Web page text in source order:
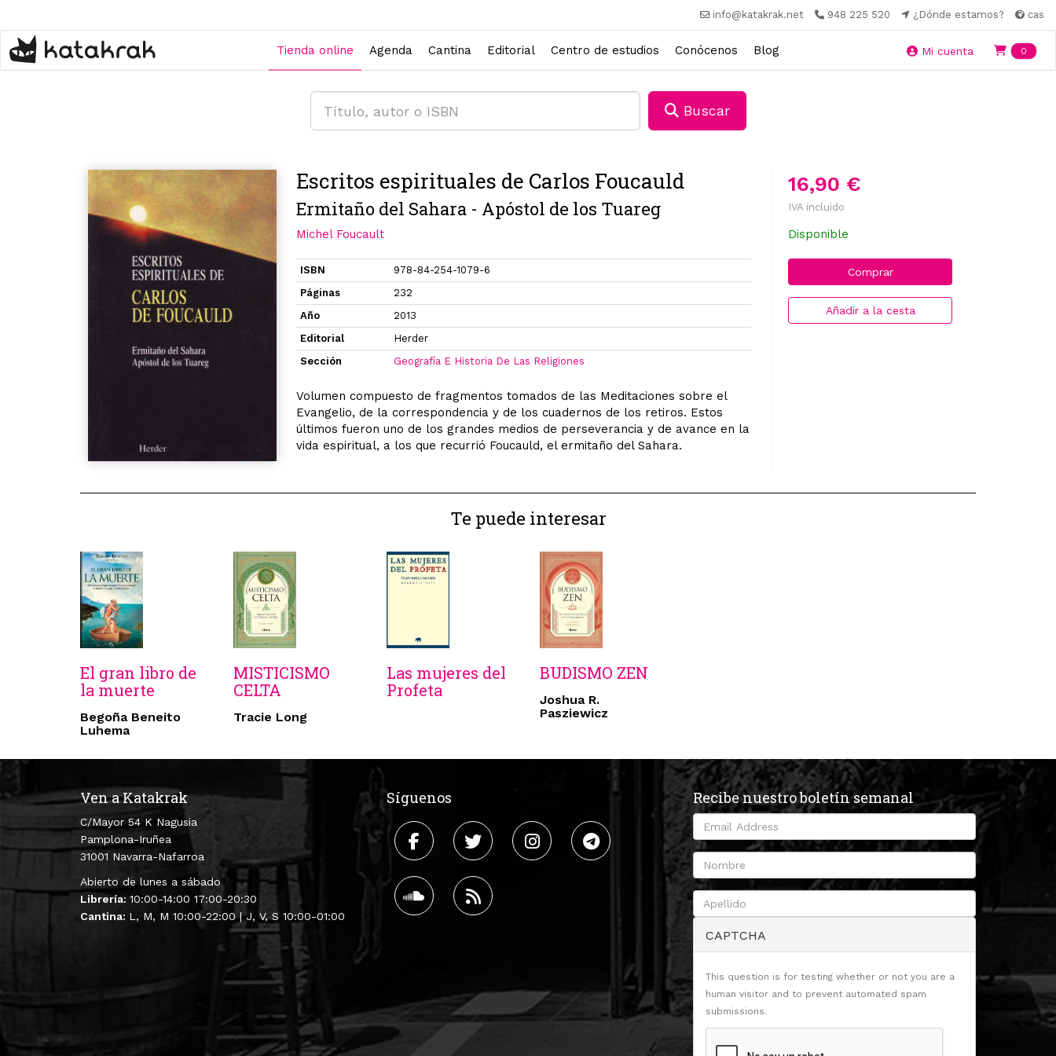
contenido
principal
info@katakrak.net 948 225 520 ¿Dónde estamos? cas
Tienda online Agenda Cantina Editorial Centro de estudios Conócenos Blog Mi cuenta 0
Buscar
16,90 €
IVA incluido
Disponible
Comprar
Añadir a la cesta
Escritos espirituales de Carlos Foucauld
Ermitaño del Sahara - Apóstol de los Tuareg
Michel Foucault
ISBN
978-84-254-1079-6
Páginas
232
Año
2013
Editorial
Herder
Sección
Geografía E Historia De Las Religiones
Volumen compuesto de fragmentos tomados de las Meditaciones sobre el
Evangelio, de la correspondencia y de los cuadernos de los retiros. Estos
últimos fueron uno de los grandes medios de perseverancia y de avance en la
vida espiritual, a los que recurrió Foucauld, el ermitaño del Sahara.
Te puede interesar
El gran libro de
la muerte
Begoña Beneito
Luhema
MISTICISMO
CELTA
Tracie Long
Las mujeres del
Profeta
BUDISMO ZEN
Joshua R.
Pasziewicz
Ven a Katakrak
C/Mayor 54 K Nagusia
Pamplona-Iruñea
31001 Navarra-Nafarroa
Abierto de lunes a sábado
Librería: 10:00-14:00 17:00-20:30
Cantina: L, M, M 10:00-22:00 | J, V, S 10:00-01:00
Síguenos Recibe nuestro boletín semanal
CAPTCHA
This question is for testing whether or not you are a
human visitor and to prevent automated spam
submissions.